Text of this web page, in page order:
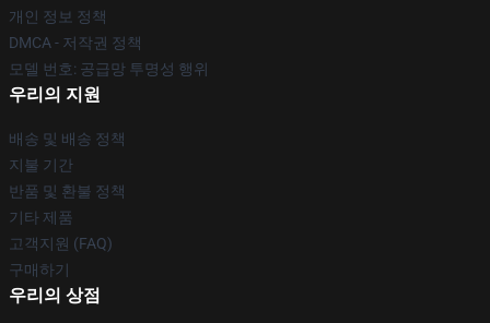
개인 정보 정책
DMCA - 저작권 정책
모델 번호: 공급망 투명성 행위
우리의 지원
배송 및 배송 정책
지불 기간
반품 및 환불 정책
기타 제품
고객지원 (FAQ)
구매하기
우리의 상점